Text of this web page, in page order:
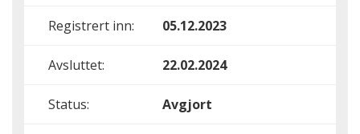
Registrert inn: 05.12.2023
Avsluttet: 22.02.2024
Status: Avgjort